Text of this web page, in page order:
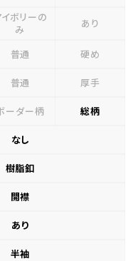
イボリーの
み
あり
普通 硬め
普通 厚手
ーダー柄 総柄
なし
樹脂釦
開襟
あり
半袖